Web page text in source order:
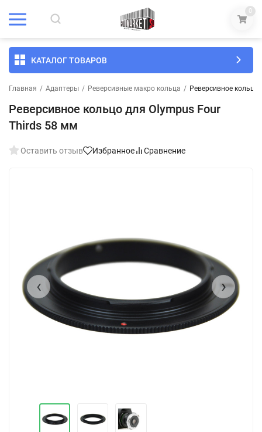
0
КАТАЛОГ ТОВАРОВ
Главная / Адаптеры / Реверсивные макро кольца / Реверсивное
Реверсивное кольцо для Olympus Four
Thirds 58 мм
Оставить отзыв Избранное Сравнение
‹ ›